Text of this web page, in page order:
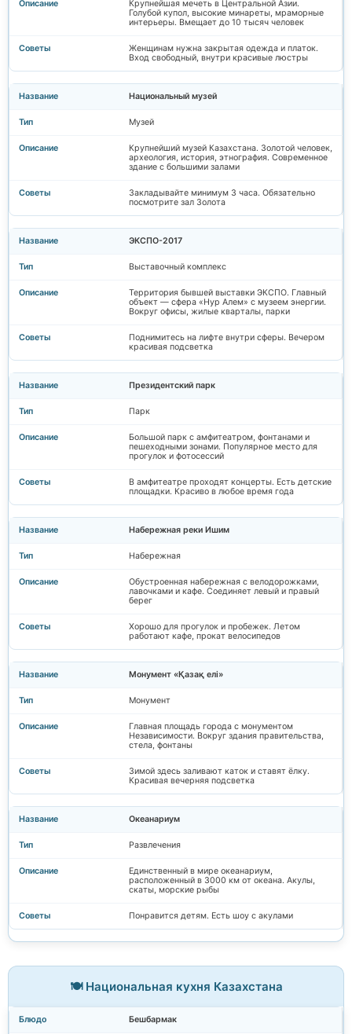
Крупнейшая мечеть в Центральной Азии.
Голубой купол, высокие минареты, мраморные
интерьеры. Вмещает до 10 тысяч человек
Женщинам нужна закрытая одежда и платок.
Вход свободный, внутри красивые люстры
Национальный музей
Музей
Крупнейший музей Казахстана. Золотой человек,
археология, история, этнография. Современное
здание с большими залами
Закладывайте минимум 3 часа. Обязательно
посмотрите зал Золота
ЭКСПО-2017
Выставочный комплекс
Территория бывшей выставки ЭКСПО. Главный
объект — сфера «Нур Алем» с музеем энергии.
Вокруг офисы, жилые кварталы, парки
Поднимитесь на лифте внутри сферы. Вечером
красивая подсветка
Президентский парк
Парк
Большой парк с амфитеатром, фонтанами и
пешеходными зонами. Популярное место для
прогулок и фотосессий
В амфитеатре проходят концерты. Есть детские
площадки. Красиво в любое время года
Набережная реки Ишим
Набережная
Обустроенная набережная с велодорожками,
лавочками и кафе. Соединяет левый и правый
берег
Хорошо для прогулок и пробежек. Летом
работают кафе, прокат велосипедов
Монумент «Қазақ елі»
Монумент
Главная площадь города с монументом
Независимости. Вокруг здания правительства,
стела, фонтаны
Зимой здесь заливают каток и ставят ёлку.
Красивая вечерняя подсветка
Океанариум
Развлечения
Единственный в мире океанариум,
расположенный в 3000 км от океана. Акулы,
скаты, морские рыбы
Понравится детям. Есть шоу с акулами
🍽️ Национальная кухня Казахстана
Бешбармак